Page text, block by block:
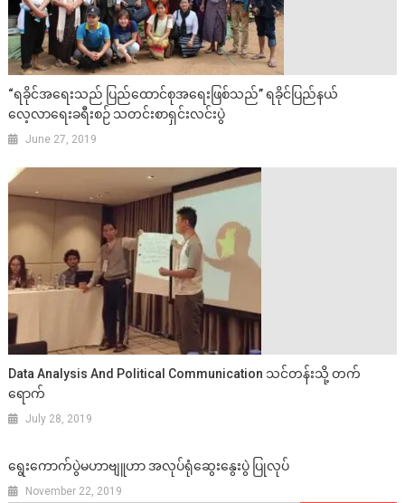
“ရခိုင်အရေးသည် ပြည်ထောင်စုအရေးဖြစ်သည်” ရခိုင်ပြည်နယ်
လေ့လာရေးခရီးစဉ် သတင်းစာရှင်းလင်းပွဲ
June 27, 2019
Data Analysis And Political Communication သင်တန်းသို့ တက်
ရောက်
July 28, 2019
ရွေးကောက်ပွဲမဟာဗျူဟာ အလုပ်ရုံဆွေးနွေးပွဲ ပြုလုပ်
November 22, 2019